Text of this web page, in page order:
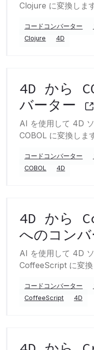
Clojure に変換しま
コードコンバーター
Clojure
4D
4D から
バーター
AI を使用して 4D
COBOL に変換しま
コードコンバーター
COBOL
4D
4D から
へのコン
AI を使用して 4D
CoffeeScript に変換
コードコンバーター
CoffeeScript
4D